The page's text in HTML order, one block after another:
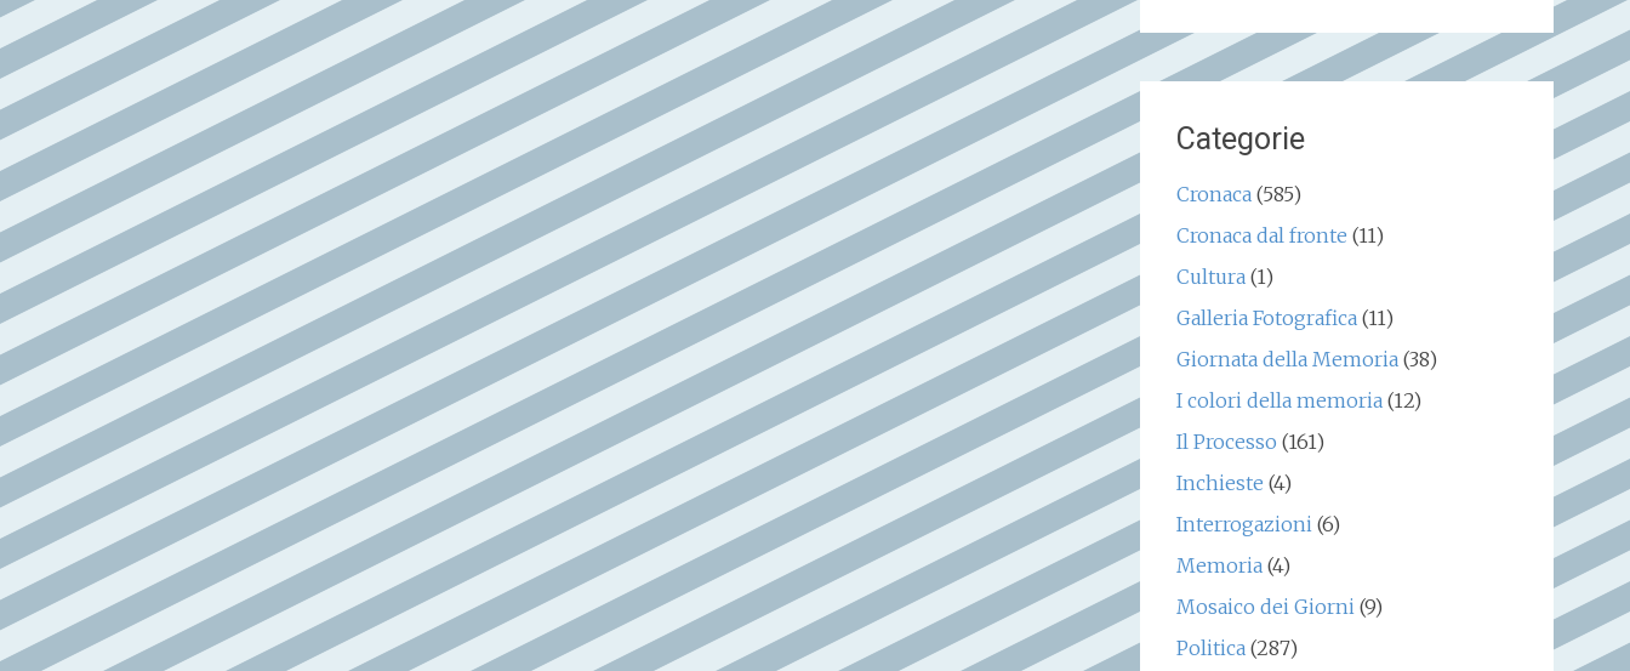
Categorie
Cronaca(585)
Cronaca dal fronte (11)
Cultura(1)
Galleria Fotografica(11)
Giornata della Memoria(38)
I colori della memoria(12)
Il Processo (161)
Inchieste (4)
Interrogazioni(6)
Memoria(4)
Mosaico dei Giorni(9)
Politica(287)